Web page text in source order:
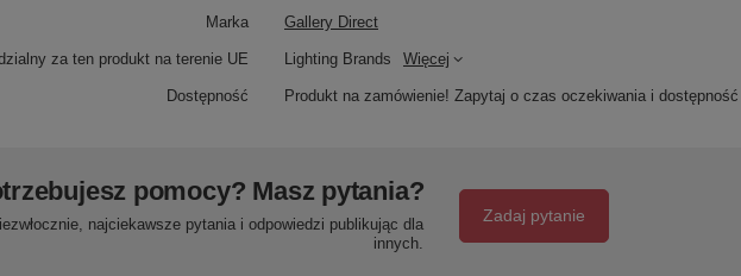
Marka Gallery Direct
za ten produkt na terenie UE Lighting Brands Więcej
Dostępność Produkt na zamówienie! Zapytaj o czas oczekiwania i
pomocy? Masz pytania?
najciekawsze pytania i odpowiedzi publikując dla
innych.
Zadaj pytanie